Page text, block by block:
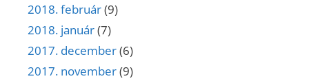
2018. február(9)
2018. január(7)
2017. december(6)
2017. november(9)